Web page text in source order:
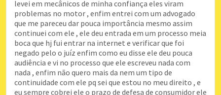
levei em mecânicos de minha confiança eles viram
problemas no motor , enfim entrei com um advogado
que me pareceu dar pouca importância mesmo assim
continuei com ele , ele deu entrada em um processo meia
boca que hj fui entrar na internet e verificar que foi
negado pelo o juíz enfim como eu disse ele deu pouca
audiência e vi no processo que ele escreveu nada com
nada , enfim não quero mais da nem um tipo de
continuidade com ele pq sei que estou no meu direito , e
eu sempre cobrei ele o prazo de defesa de consumidor ele